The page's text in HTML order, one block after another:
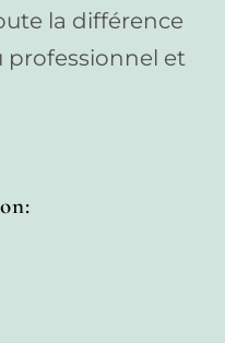
la différence
et